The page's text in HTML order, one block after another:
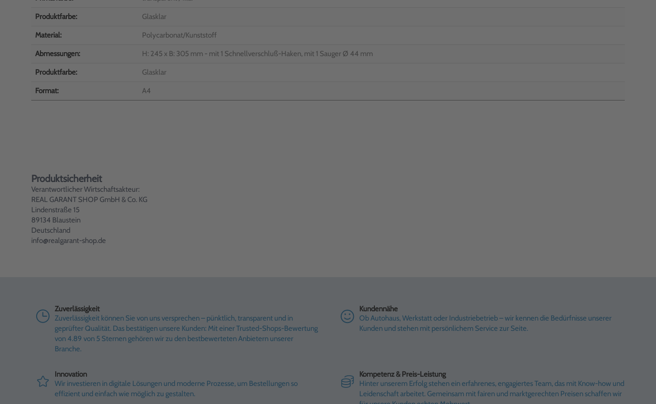
Produktfarbe: Glasklar
Material: Polycarbonat/Kunststoff
Abmessungen: H: 245 x B: 305 mm - mit 1 Schnellverschluß-Haken, mit 1 Sauger Ø 44 mm
Produktfarbe: Glasklar
Format: A4
Produktsicherheit
Verantwortlicher Wirtschaftsakteur:
REAL GARANT SHOP GmbH & Co. KG
Lindenstraße 15
89134 Blaustein
Deutschland
info@realgarant-shop.de
Zuverlässigkeit
Zuverlässigkeit können Sie von uns versprechen – pünktlich, transparent und in
geprüfter Qualität. Das bestätigen unsere Kunden: Mit einer Trusted-Shops-Bewertung
von 4.89 von 5 Sternen gehören wir zu den bestbewerteten Anbietern unserer
Branche.
Kundennähe
Ob Autohaus, Werkstatt oder Industriebetrieb – wir kennen die Bedürfnisse unserer
Kunden und stehen mit persönlichem Service zur Seite.
Innovation
Wir investieren in digitale Lösungen und moderne Prozesse, um Bestellungen so
effizient und einfach wie möglich zu gestalten.
Kompetenz & Preis-Leistung
Hinter unserem Erfolg stehen ein erfahrenes, engagiertes Team, das mit Know-how und
Leidenschaft arbeitet. Gemeinsam mit fairen und marktgerechten Preisen schaffen wir